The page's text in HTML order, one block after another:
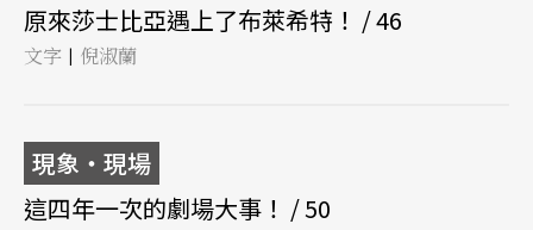
原來莎士比亞遇上了布萊希特！ / 46
文字 | 倪淑蘭
現象‧現場
這四年一次的劇場大事！ / 50